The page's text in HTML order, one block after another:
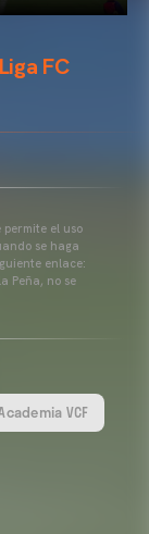
FC
permite el uso
se haga
enlace:
Peña, no se
VCF